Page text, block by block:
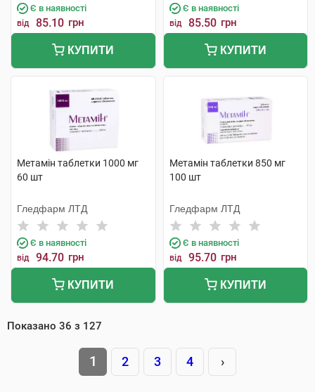
Є в наявності
від 85.10 грн
КУПИТИ
Є в наявності
від 85.50 грн
КУПИТИ
Метамін таблетки 1000 мг
60 шт
Гледфарм ЛТД
Є в наявності
від 94.70 грн
КУПИТИ
Метамін таблетки 850 мг
100 шт
Гледфарм ЛТД
Є в наявності
від 95.70 грн
КУПИТИ
Показано 36 з 127
1 2 3 4 ›